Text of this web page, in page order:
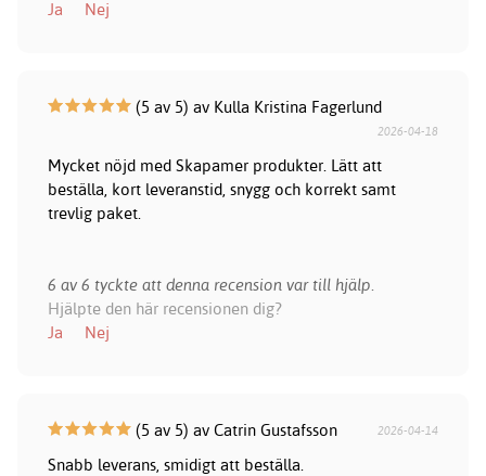
Ja Nej
(5 av 5) av Kulla Kristina Fagerlund
2026-04-18
Mycket nöjd med Skapamer produkter. Lätt att
beställa, kort leveranstid, snygg och korrekt samt
trevlig paket.
6 av 6 tyckte att denna recension var till hjälp.
Hjälpte den här recensionen dig?
Ja
Nej
(5 av 5) av Catrin Gustafsson 2026-04-14
Snabb leverans, smidigt att beställa.